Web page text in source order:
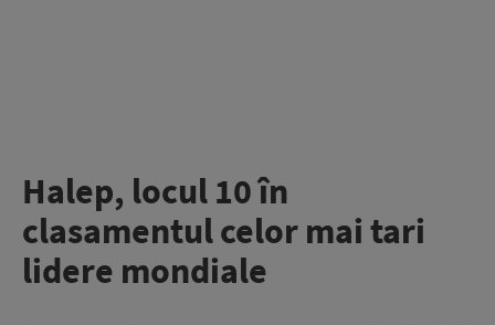
Halep, locul 10 în
clasamentul celor mai tari
lidere mondiale